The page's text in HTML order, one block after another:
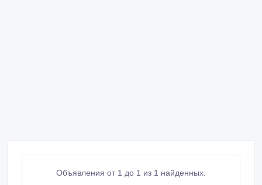
Объявления от 1 до 1 из 1 найденных.